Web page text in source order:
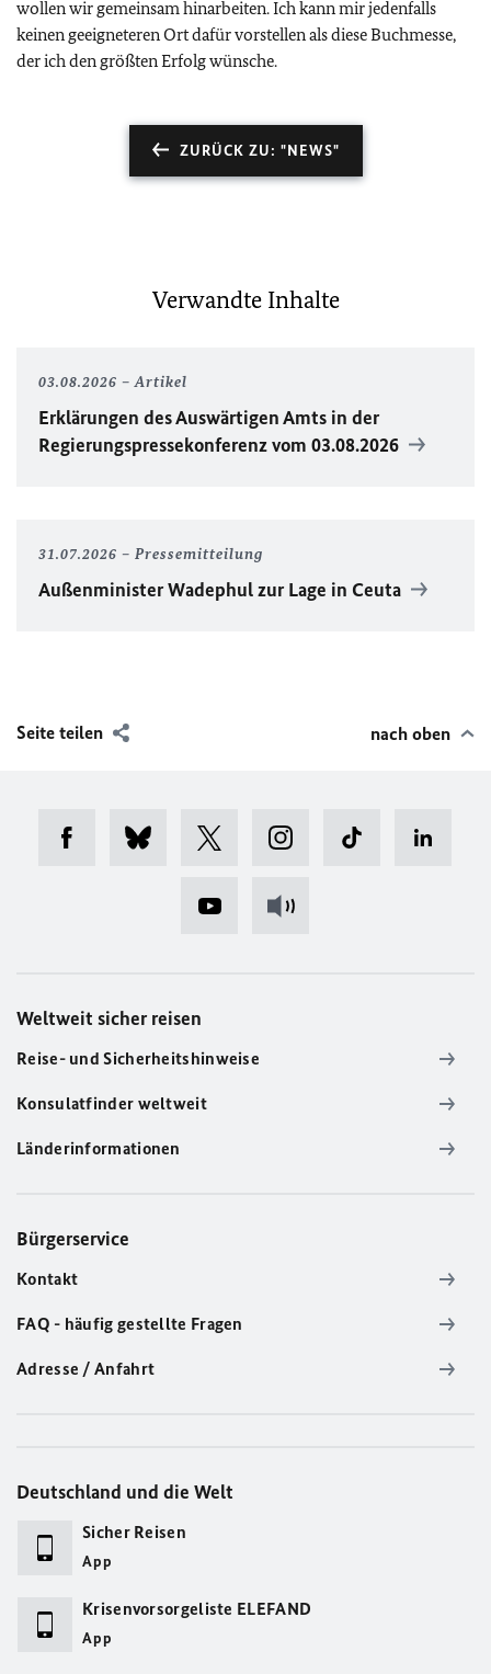
wollen wir gemeinsam hinarbeiten. Ich kann mir jedenfalls
keinen geeigneteren Ort dafür vorstellen als diese Buchmesse,
der ich den größten Erfolg wünsche.
ZURÜCK ZU: "NEWS"
Verwandte Inhalte
03.08.2026 Artikel
Erklärungen des Auswärtigen Amts in der
Regierungspressekonferenz vom 03.08.2026
31.07.2026 Pressemitteilung
Außenminister Wadephul zur Lage in Ceuta
Seite teilen nach oben
Weltweit sicher reisen
Reise- und Sicherheitshinweise
Konsulatfinder weltweit
Länderinformationen
Bürgerservice
Kontakt
FAQ - häufig gestellte Fragen
Adresse / Anfahrt
Deutschland und die Welt
Sicher Reisen
App
Krisenvorsorgeliste ELEFAND
App